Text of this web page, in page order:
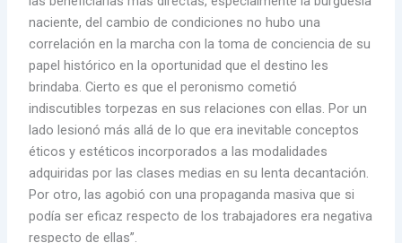
naciente, del cambio de condiciones no hubo una
correlación en la marcha con la toma de conciencia de su
papel histórico en la oportunidad que el destino les
brindaba. Cierto es que el peronismo cometió
indiscutibles torpezas en sus relaciones con ellas. Por un
lado lesionó más allá de lo que era inevitable conceptos
éticos y estéticos incorporados a las modalidades
adquiridas por las clases medias en su lenta decantación.
Por otro, las agobió con una propaganda masiva que si
podía ser eficaz respecto de los trabajadores era negativa
respecto de ellas”.